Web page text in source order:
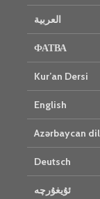
العربية
ФАТВА
Kur’an Dersi
English
Azərbaycan
Deutsch
ئۇيغۇرچە